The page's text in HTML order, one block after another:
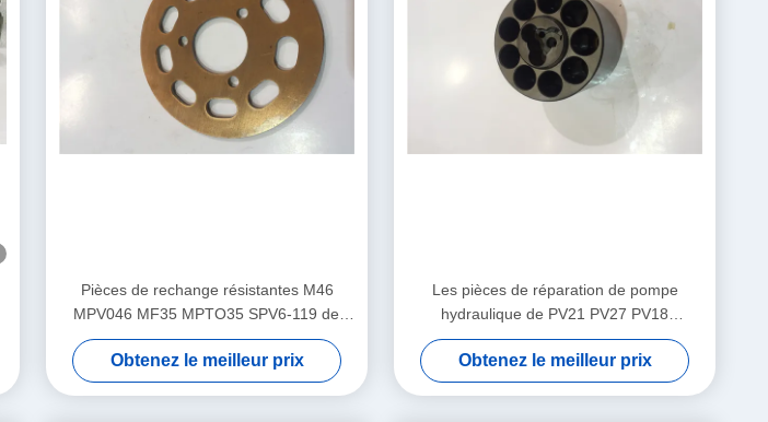
Pièces de rechange résistantes M46
MPV046 MF35 MPTO35 SPV6-119 de
pompe hydraulique
Obtenez le meilleur prix
Les pièces de réparation de pompe
hydraulique de PV21 PV27 PV18
PV90R130/pompe à engrenages
hydraulique partie
Obtenez le meilleur prix